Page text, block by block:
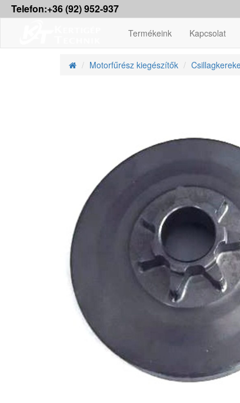
Telefon:+36 (92) 952-937
Termékeink Kapcsolat
Motorfűrész kiegészítők